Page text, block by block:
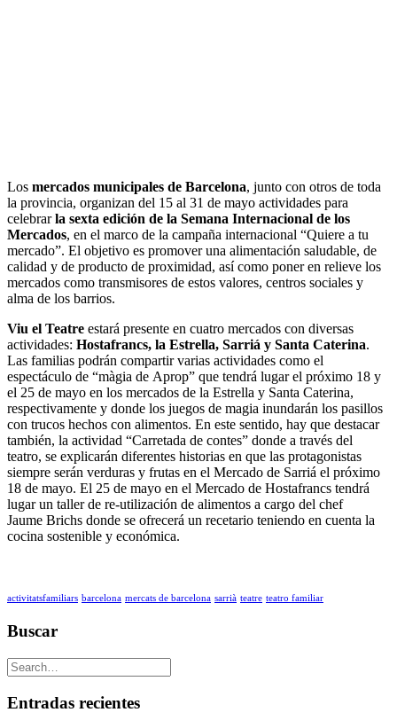
Los mercados municipales de Barcelona, junto con otros de toda
la provincia, organizan del 15 al 31 de mayo actividades para
celebrarla sexta edición de la Semana Internacional de los
Mercados, en el marco de la campaña internacional “Quiere a tu
mercado”. El objetivo es promover una alimentación saludable, de
calidad y de producto de proximidad, así como poner en relieve los
mercados como transmisores de estos valores, centros sociales y
alma de los barrios.
Viu el Teatre estará presente en cuatro mercados con diversas
actividades: Hostafrancs, la Estrella, Sarriá y Santa Caterina.
Las familias podrán compartir varias actividades como el
espectáculo de “màgia de Aprop” que tendrá lugar el próximo 18 y
el 25 de mayo en los mercados de la Estrella y Santa Caterina,
respectivamente y donde los juegos de magia inundarán los pasillos
con trucos hechos con alimentos. En este sentido, hay que destacar
también, la actividad “Carretada de contes” donde a través del
teatro, se explicarán diferentes historias en que las protagonistas
siempre serán verduras y frutas en el Mercado de Sarriá el próximo
18 de mayo. El 25 de mayo en el Mercado de Hostafrancs tendrá
lugar un taller de re-utilización de alimentos a cargo del chef
Jaume Brichs donde se ofrecerá un recetario teniendo en cuenta la
cocina sostenible y económica.
activitatsfamiliars barcelona mercats de barcelona sarrià teatre teatro familiar
Buscar
Entradas recientes